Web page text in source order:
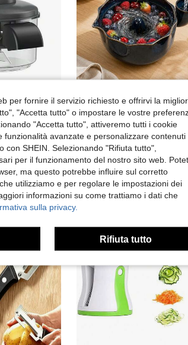
Pelatrice per frutta e verdura a manovella, macchina pelatrice per frutta da cucina domestica, pelatrice per uva e uva verde, strumento specializzato per pelatura per negozi di frutta, adatto per vari piccoli frutti, aglio
2.97€
per fornire il servizio richiesto e offrirvi la
"Accetta tutto" o impostare le vostre
"Accetta tutto", attiveremo tutti i cookie
avanzate e personalizzare contenuti
SHEIN. Selezionando "Rifiuta tutto",
per il funzionamento del nostro sito web.
ma questo potrebbe influire sul corretto
utilizziamo e per regolare le impostazioni dei
informazioni su come trattiamo i dati che
sulla privacy.
Rifiuta tutto